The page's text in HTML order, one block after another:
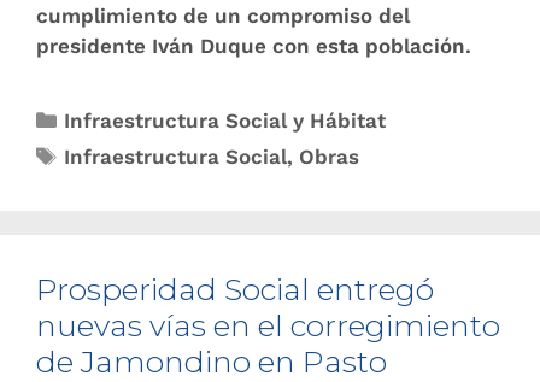
cumplimiento de un compromiso del
presidente Iván Duque con esta población.
Infraestructura Social y Hábitat
Infraestructura Social, Obras
Prosperidad Social entregó
nuevas vías en el corregimiento
de Jamondino en Pasto